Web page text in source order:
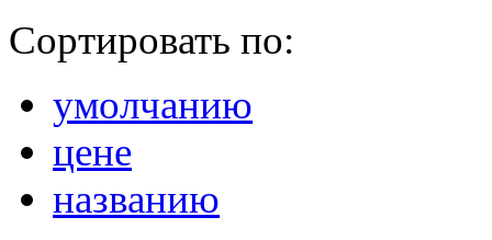
Сортировать по:
умолчанию
цене
названию